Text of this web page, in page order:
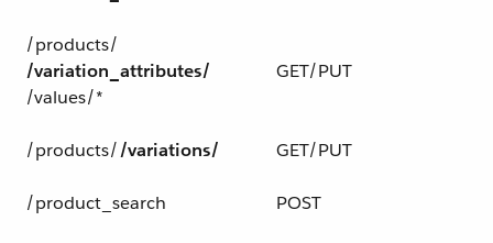
/products/​
/variation_attributes/
/values/*
GET/PUT
/products/​/variations/ GET/PUT
/product_search POST